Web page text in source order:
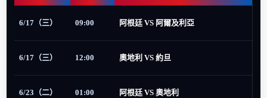
6/17（三） 09:00 阿根廷 VS 阿爾及利亞
6/17（三） 12:00 奧地利 VS 約旦
6/23（二） 01:00 阿根廷 VS 奧地利